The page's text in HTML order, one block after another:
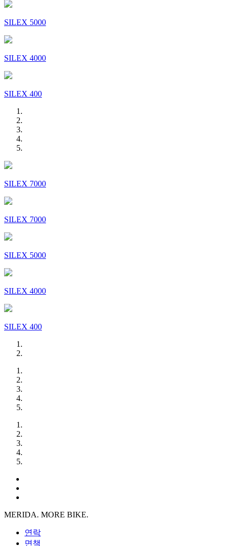
SILEX 5000
SILEX 4000
SILEX 400
SILEX 7000
SILEX 7000
SILEX 5000
SILEX 4000
SILEX 400
MERIDA. MORE BIKE.
연락
면책